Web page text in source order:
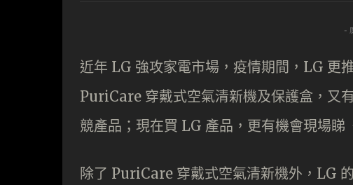
-
近年 LG 強攻家電市場，疫情期間，LG 更
PuriCare 穿戴式空氣清新機及保護盒，又
競產品；現在買 LG 產品，更有機會現場睇
除了 PuriCare 穿戴式空氣清新機外，LG